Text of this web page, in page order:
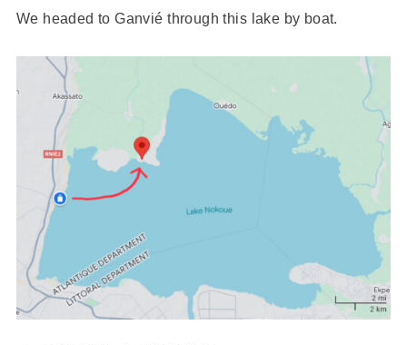
We headed to Ganvié through this lake by boat.